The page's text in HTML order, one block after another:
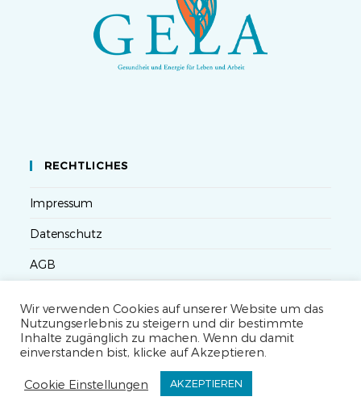
RECHTLICHES
Impressum
Datenschutz
AGB
Widerruf
Seminarteilnahme- und Storno-Bedingungen
Wir verwenden Cookies auf unserer Website um das
Nutzungserlebnis zu steigern und dir bestimmte
Inhalte zugänglich zu machen. Wenn du damit
einverstanden bist, klicke auf Akzeptieren.
Cookie Einstellungen AKZEPTIEREN